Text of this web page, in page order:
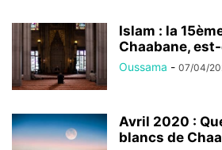
Islam : la
Chaabane,
Oussama - 07/04/
Avril 2020 :
blancs de